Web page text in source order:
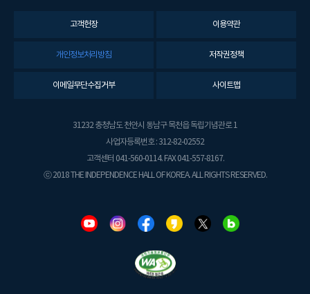
고객헌장 이용약관
개인정보처리방침 저작권정책
이메일무단수집거부 사이트맵
31232 충청남도 천안시 동남구 목천읍 독립기념관로 1
사업자등록번호 : 312-82-02552
고객센터 041-560-0114. FAX 041-557-8167.
ⓒ 2018 THE INDEPENDENCE HALL OF KOREA. ALL RIGHTS RESERVED.